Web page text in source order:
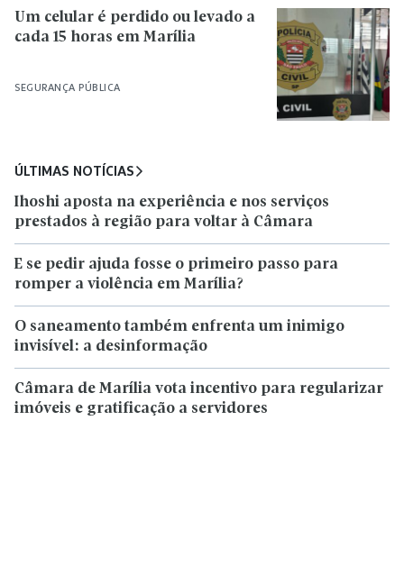
SEGURANÇA PÚBLICA
Um celular é perdido ou levado a
cada 15 horas em Marília
ÚLTIMAS NOTÍCIAS
Ihoshi aposta na experiência e nos serviços
prestados à região para voltar à Câmara
E se pedir ajuda fosse o primeiro passo para
romper a violência em Marília?
O saneamento também enfrenta um inimigo
invisível: a desinformação
Câmara de Marília vota incentivo para regularizar
imóveis e gratificação a servidores